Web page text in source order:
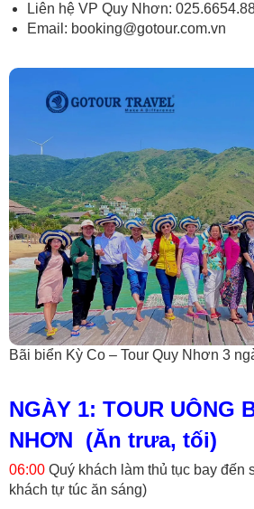
Liên hệ VP Quy Nhơn:
Email: booking@gotour.com.vn
Bãi biển Kỳ Co – Tour Quy Nhơn 3
NGÀY 1: TOUR UÔNG
NHƠN (Ăn trưa, tối)
06:00 Quý khách làm thủ tục bay đến
khách tự túc ăn sáng)